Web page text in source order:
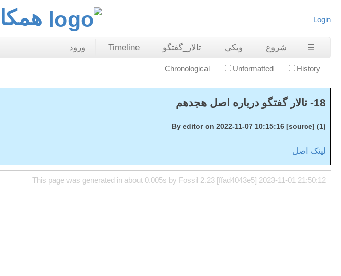
Login
☰ شروع ویکی تالار_گفتگو Timeline ورود
Chronological Unformatted History
18- تالار گفتگو درباره اصل هجدهم
(1) By editor on 2022-11-07 10:15:16 [source]
لینک اصل
This page was generated in about 0.005s by Fossil 2.23 [ffad4043e5] 2023-11-01 21:50:12